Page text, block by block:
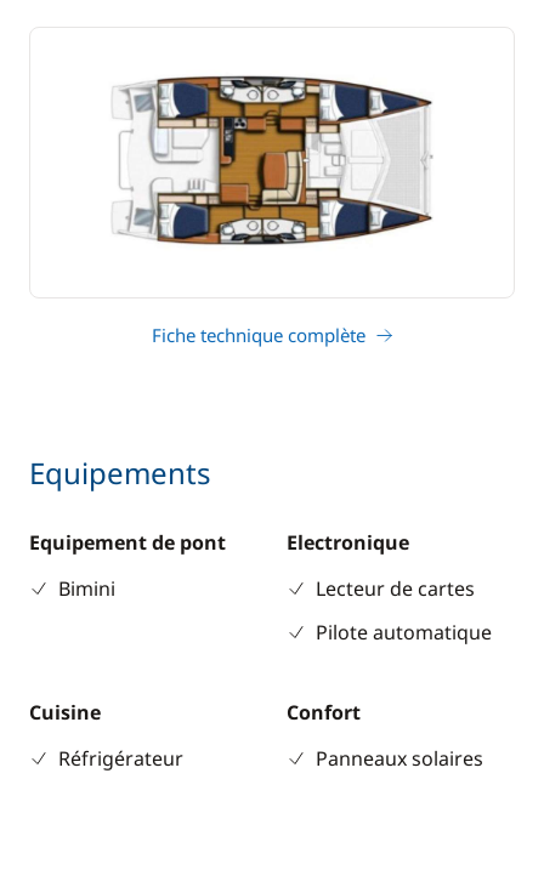
Fiche technique complète
Equipements
Equipement de pont
Bimini
Electronique
Lecteur de cartes
Pilote automatique
Cuisine
Réfrigérateur
Confort
Panneaux solaires